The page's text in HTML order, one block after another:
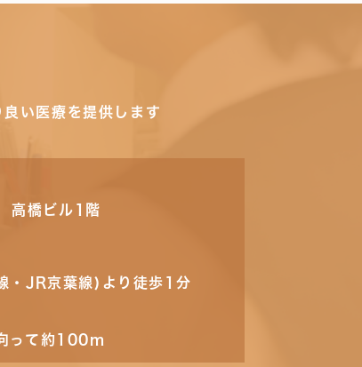
い医療を提供します
高橋ビル1階
・JR京葉線)より徒歩1分
って約100m